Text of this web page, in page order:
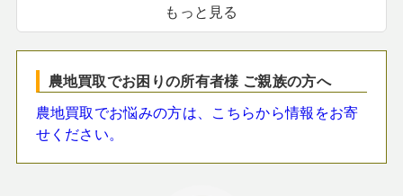
もっと見る
農地買取でお困りの所有者様 ご親族の方へ
農地買取でお悩みの方は、こちらから情報をお寄
せください。